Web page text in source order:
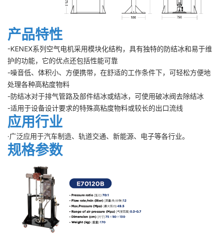
产品特性
-KENEX系列空气电机采用模块化结构，具有独特的防结冰和易于维
护的功能，它的优点还包括性能可靠
-噪音低、体积小、方便携带，在舒适的工作条件下，可轻松方便地
处理各种高粘度物料
-防结冰对于排气管路及部件结冰或结冰，可使用破冰阀去除结冰
-适用于设备设计要求的特殊高粘度物料或较长的出口流线
应用行业
·广泛应用于汽车制造、轨道交通、新能源、电子等各行业。
规格参数